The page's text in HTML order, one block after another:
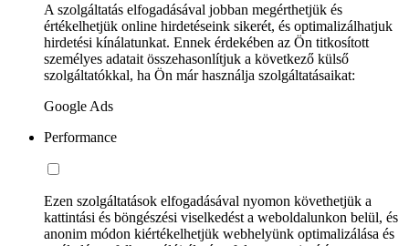
A szolgáltatás elfogadásával jobban megérthetjük és
értékelhetjük online hirdetéseink sikerét, és optimalizálhatjuk
hirdetési kínálatunkat. Ennek érdekében az Ön titkosított
személyes adatait összehasonlítjuk a következő külső
szolgáltatókkal, ha Ön már használja szolgáltatásaikat:
Google Ads
Performance
Ezen szolgáltatások elfogadásával nyomon követhetjük a
kattintási és böngészési viselkedést a weboldalunkon belül, és
anonim módon kiértékelhetjük webhelyünk optimalizálása és